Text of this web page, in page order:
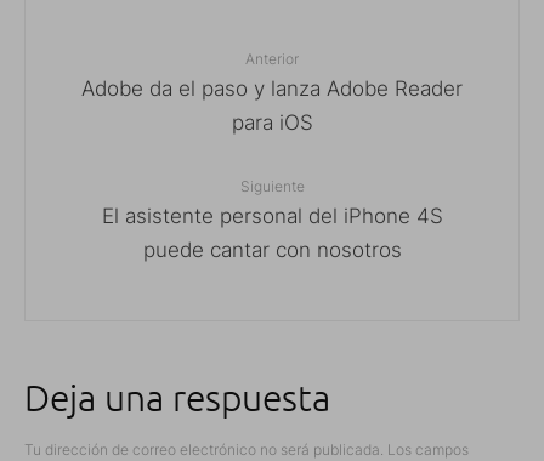
Anterior
Adobe da el paso y lanza Adobe Reader
para iOS
Siguiente
El asistente personal del iPhone 4S
puede cantar con nosotros
Deja una respuesta
Tu dirección de correo electrónico no será publicada. Los campos